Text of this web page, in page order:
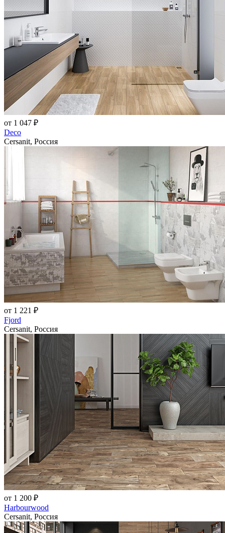
от 1 047 ₽
Deco
Cersanit, Россия
от 1 221 ₽
Fjord
Cersanit, Россия
от 1 200 ₽
Harbourwood
Cersanit, Россия